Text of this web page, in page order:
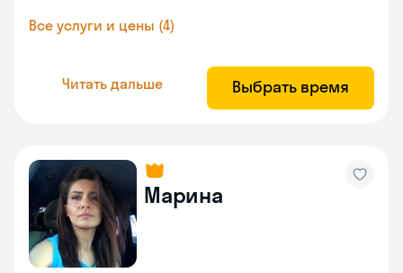
Все услуги и цены (4)
Читать дальше Выбрать время
Марина